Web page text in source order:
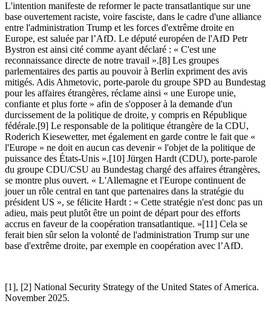
L'intention manifeste de reformer le pacte transatlantique sur une
base ouvertement raciste, voire fasciste, dans le cadre d'une alliance
entre l'administration Trump et les forces d'extrême droite en
Europe, est saluée par l’AfD. Le député européen de l'AfD Petr
Bystron est ainsi cité comme ayant déclaré : « C'est une
reconnaissance directe de notre travail ».[8] Les groupes
parlementaires des partis au pouvoir à Berlin expriment des avis
mitigés. Adis Ahmetovic, porte-parole du groupe SPD au Bundestag
pour les affaires étrangères, réclame ainsi « une Europe unie,
confiante et plus forte » afin de s'opposer à la demande d'un
durcissement de la politique de droite, y compris en République
fédérale.[9] Le responsable de la politique étrangère de la CDU,
Roderich Kiesewetter, met également en garde contre le fait que «
l'Europe » ne doit en aucun cas devenir « l'objet de la politique de
puissance des États-Unis ».[10] Jürgen Hardt (CDU), porte-parole
du groupe CDU/CSU au Bundestag chargé des affaires étrangères,
se montre plus ouvert. « L'Allemagne et l'Europe continuent de
jouer un rôle central en tant que partenaires dans la stratégie du
président US », se félicite Hardt : « Cette stratégie n'est donc pas un
adieu, mais peut plutôt être un point de départ pour des efforts
accrus en faveur de la coopération transatlantique. »[11] Cela se
ferait bien sûr selon la volonté de l'administration Trump sur une
base d'extrême droite, par exemple en coopération avec l’AfD.
[1], [2] National Security Strategy of the United States of America.
November 2025.